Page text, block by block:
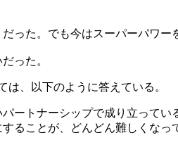
った。でも今はスーパーパワー
った。
は、以下のように答えている。
ートナーシップで成り立ってい
ることが、どんどん難しくなっ